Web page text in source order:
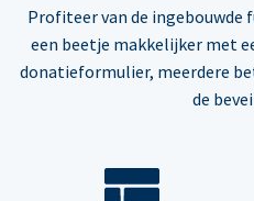
Profiteer van de ingebouwde
een beetje makkelijker met
donatieformulier, meerdere
de